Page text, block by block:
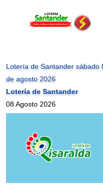
Lotería de Santander sábado
de agosto 2026
Lotería de Santander
08 Agosto 2026